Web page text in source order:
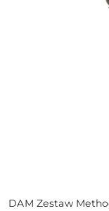
DAM Zestaw